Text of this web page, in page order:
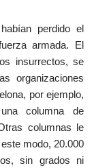
perdido el
armada. El
insurrectos, se
organizaciones
por ejemplo,
columna de
columnas le
modo, 20.000
sin grados ni